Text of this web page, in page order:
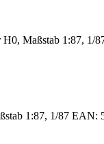
Maßstab 1:87, 1/
1:87, 1/87 EAN: